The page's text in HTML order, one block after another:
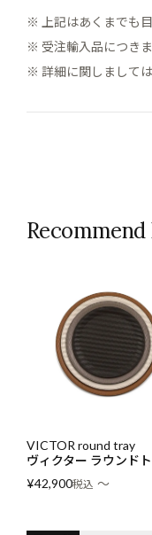
※ 上記はあくまでも目
※ 受注輸入品につき
※ 詳細に関しまして
VICTOR round tray
ヴィクター ラウンド
¥42,900税込 〜